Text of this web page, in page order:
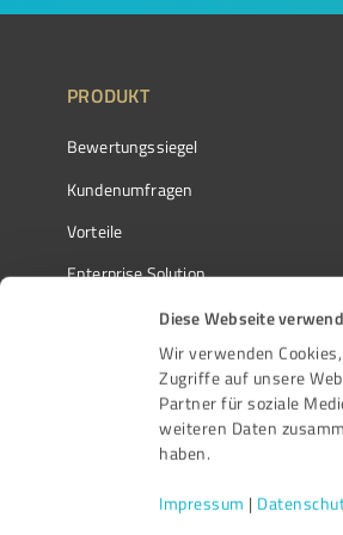
Diese Webseite
Wir verwenden
Zugriffe auf unsere
Partner für soziale
weiteren Daten
haben.
Impressum |
PRODUKT
Bewertungssiegel
Kundenumfragen
Vorteile
Enterprise Solution
Partnerprogramm
Auszeichnungen